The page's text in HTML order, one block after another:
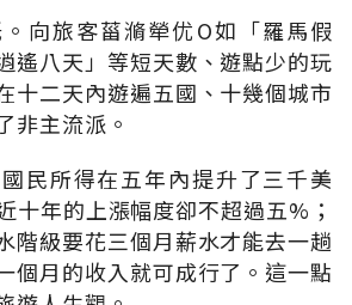
向旅客菑滫犖优O如「羅馬假
遙八天」等短天數、遊點少的玩
十二天內遊遍五國、十幾個城市
非主流派。
民所得在五年內提升了三千美
十年的上漲幅度卻不超過五%；
階級要花三個月薪水才能去一趟
個月的收入就可成行了。這一點